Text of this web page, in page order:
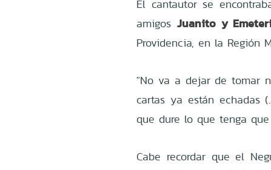
El cantautor se
amigos Juanito y
Providencia, en la Región
"No va a dejar de tomar
cartas ya están echadas
que dure lo que tenga que
Cabe recordar que el